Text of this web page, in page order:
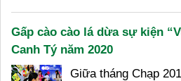
Gấp cào cào lá dừa sự kiện
Canh Tý năm 2020
Giữa tháng Chạp